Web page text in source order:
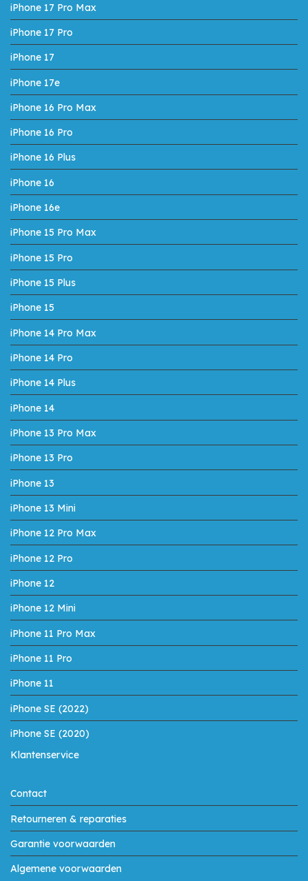
iPhone 17 Pro Max
iPhone 17 Pro
iPhone 17
iPhone 17e
iPhone 16 Pro Max
iPhone 16 Pro
iPhone 16 Plus
iPhone 16
iPhone 16e
iPhone 15 Pro Max
iPhone 15 Pro
iPhone 15 Plus
iPhone 15
iPhone 14 Pro Max
iPhone 14 Pro
iPhone 14 Plus
iPhone 14
iPhone 13 Pro Max
iPhone 13 Pro
iPhone 13
iPhone 13 Mini
iPhone 12 Pro Max
iPhone 12 Pro
iPhone 12
iPhone 12 Mini
iPhone 11 Pro Max
iPhone 11 Pro
iPhone 11
iPhone SE (2022)
iPhone SE (2020)
Klantenservice
Contact
Retourneren & reparaties
Garantie voorwaarden
Algemene voorwaarden